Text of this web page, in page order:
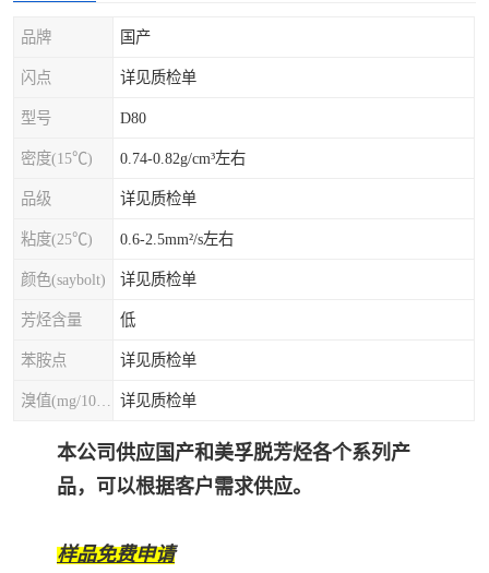
品牌 国产
闪点 详见质检单
型号 D80
密度(15℃) 0.74-0.82g/cm³左右
品级 详见质检单
粘度(25℃) 0.6-2.5mm²/s左右
颜色(saybolt) 详见质检单
芳烃含量 低
苯胺点 详见质检单
详见质检单
本公司供应国产和美孚脱芳烃各个系列产
品，可以根据客户需求供应。
样品免费申请